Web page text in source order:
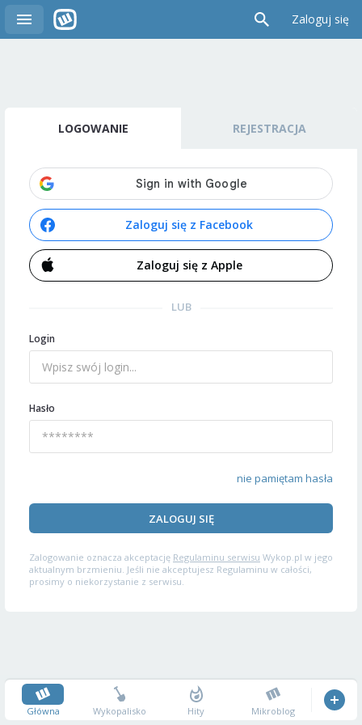
Zaloguj się
LOGOWANIE REJESTRACJA
Zaloguj się z Facebook
Zaloguj się z Apple
LUB
Login
Hasło
nie pamiętam hasła
ZALOGUJ SIĘ
Zalogowanie oznacza akceptację Regulaminu serwisu Wykop.pl w jego
aktualnym brzmieniu. Jeśli nie akceptujesz Regulaminu w całości,
prosimy o niekorzystanie z serwisu.
Główna Wykopalisko Hity Mikroblog